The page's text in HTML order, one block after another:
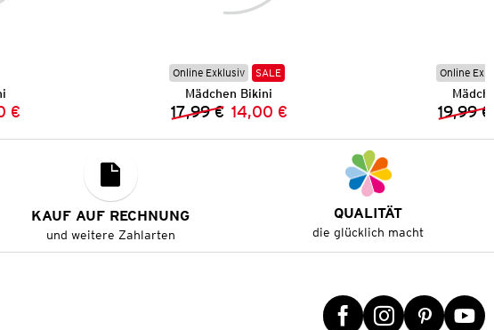
Preis:
Preis:
€
Online Exklusiv SALE
Mädchen Bikini
Vorheriger Preis:
17,99 € Neuer Preis:
14,00 €
Online
19,99 €
KAUF AUF RECHNUNG
und weitere Zahlarten
QUALITÄT
die glücklich macht